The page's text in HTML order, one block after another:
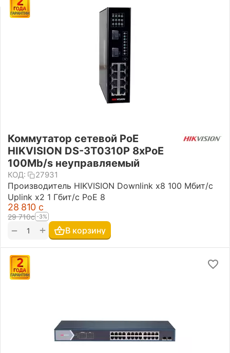
Коммутатор сетевой PoE
HIKVISION DS-3T0310P 8xPoE
100Mb/s неуправляемый
КОД: 27931
Производитель HIKVISION Downlink x8 100 Мбит/с
Uplink x2 1 Гбит/с PoE 8
28 810 с
29 710с -3%
+
− В корзину